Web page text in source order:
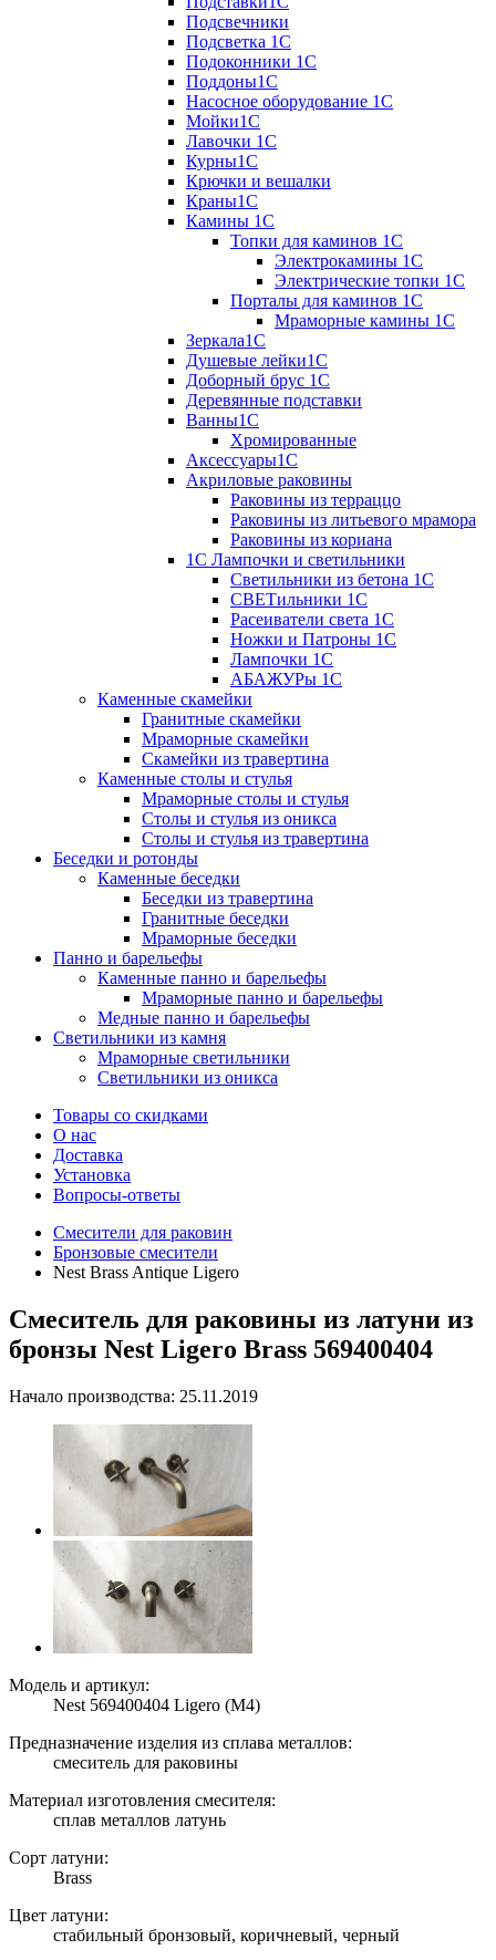
Подсвечники
Подсветка 1С
Подоконники 1С
Поддоны1С
Насосное оборудование 1С
Мойки1С
Лавочки 1С
Курны1С
Крючки и вешалки
Краны1С
Камины 1C
Топки для каминов 1C
Электрокамины 1С
Электрические топки 1C
Порталы для каминов 1С
Мраморные камины 1C
Зеркала1С
Душевые лейки1С
Доборный брус 1С
Деревянные подставки
Ванны1С
Хромированные
Аксессуары1С
Акриловые раковины
Раковины из терраццо
Раковины из литьевого мрамора
Раковины из кориана
1С Лампочки и светильники
Светильники из бетона 1С
СВЕТильники 1С
Расеиватели света 1С
Ножки и Патроны 1С
Лампочки 1С
АБАЖУРы 1С
Каменные скамейки
Гранитные скамейки
Мраморные скамейки
Скамейки из травертина
Каменные столы и стулья
Мраморные столы и стулья
Столы и стулья из оникса
Столы и стулья из травертина
Беседки и ротонды
Каменные беседки
Беседки из травертина
Гранитные беседки
Мраморные беседки
Панно и барельефы
Каменные панно и барельефы
Мраморные панно и барельефы
Медные панно и барельефы
Светильники из камня
Мраморные светильники
Светильники из оникса
Товары со скидками
О нас
Доставка
Установка
Вопросы-ответы
Смесители для раковин
Бронзовые смесители
Nest Brass Antique Ligero
Смеситель для раковины из латуни из
бронзы Nest Ligero Brass 569400404
Начало производства: 25.11.2019
Модель и артикул:
Nest 569400404 Ligero (M4)
Предназначение изделия из сплава металлов:
смеситель для раковины
Материал изготовления смесителя:
сплав металлов латунь
Сорт латуни:
Brass
Цвет латуни:
стабильный бронзовый, коричневый, черный